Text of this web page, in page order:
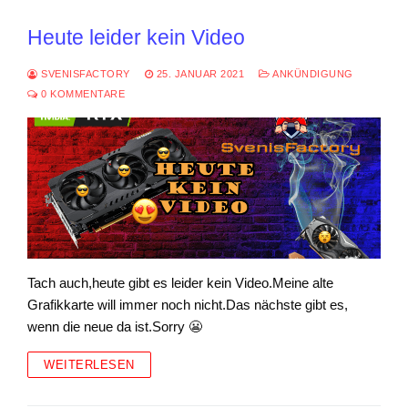
Heute leider kein Video
SVENISFACTORY 25. JANUAR 2021
ANKÜNDIGUNG
0 KOMMENTARE
Tach auch,heute gibt es leider kein Video.Meine alte
Grafikkarte will immer noch nicht.Das nächste gibt es,
wenn die neue da ist.Sorry 😬
WEITERLESEN